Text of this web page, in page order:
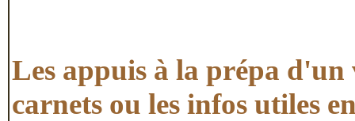
Les appuis à la prépa
carnets ou les infos utiles